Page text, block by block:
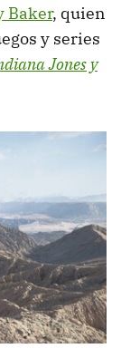
Baker, quien
y series
Jones y